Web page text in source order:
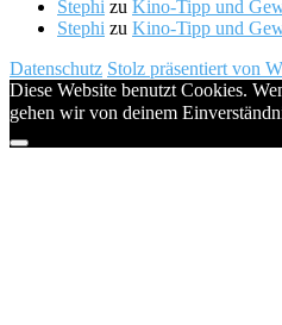
Stephi zu Kino-Tipp und
Stephi zu Kino-Tipp und
Datenschutz Stolz präsentiert von
Diese Website benutzt Cookies.
gehen wir von deinem